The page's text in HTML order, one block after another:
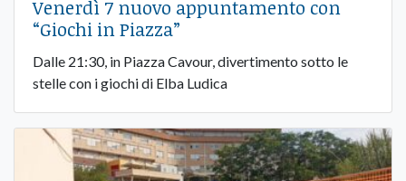
Venerdì 7 nuovo appuntamento con
“Giochi in Piazza”
Dalle 21:30, in Piazza Cavour, divertimento sotto le
stelle con i giochi di Elba Ludica